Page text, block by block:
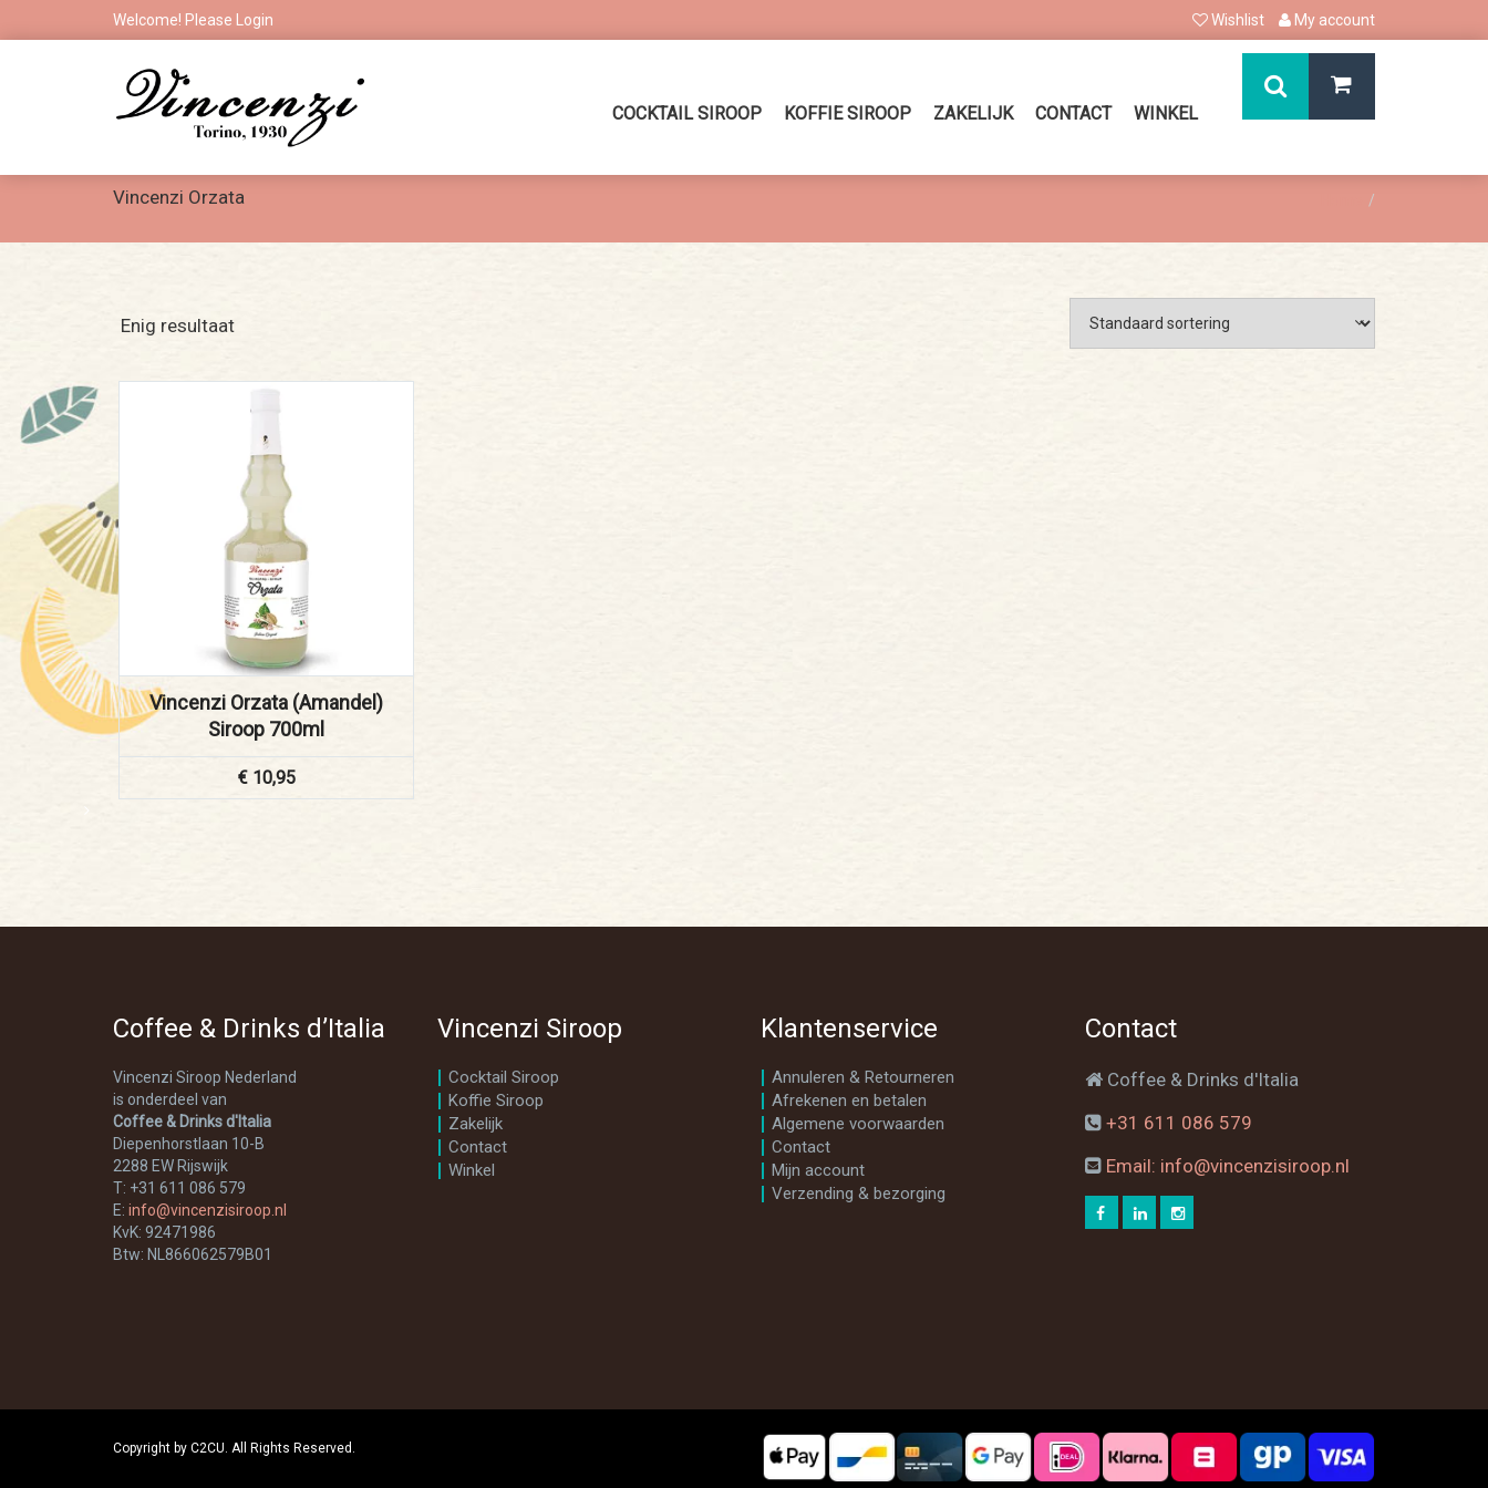
Welcome! Please Login Wishlist My account
COCKTAIL SIROOP KOFFIE SIROOP ZAKELIJK CONTACT WINKEL
Vincenzi Orzata
Enig resultaat
Vincenzi Orzata (Amandel)
Siroop 700ml
€10,95
Coffee & Drinks d’Italia
Vincenzi Siroop Nederland
is onderdeel van
Coffee & Drinks d'Italia
Diepenhorstlaan 10-B
2288 EW Rijswijk
T: +31 611 086 579
E: info@vincenzisiroop.nl
KvK: 92471986
Btw: NL866062579B01
Vincenzi Siroop
Cocktail Siroop
Koffie Siroop
Zakelijk
Contact
Winkel
Klantenservice
Annuleren & Retourneren
Afrekenen en betalen
Algemene voorwaarden
Contact
Mijn account
Verzending & bezorging
Contact
Coffee & Drinks d'Italia
+31 611 086 579
Email: info@vincenzisiroop.nl
Copyright by C2CU. All Rights Reserved.